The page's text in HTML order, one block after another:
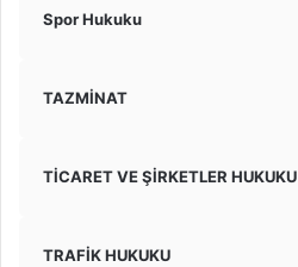
Spor Hukuku
TAZMİNAT
TİCARET VE ŞİRKETLER HUKUKU
TRAFİK HUKUKU